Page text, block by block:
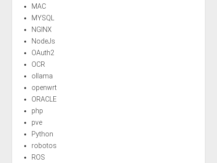
MAC
MYSQL
NGINX
NodeJs
OAuth2
OCR
ollama
openwrt
ORACLE
php
pve
Python
robotos
ROS